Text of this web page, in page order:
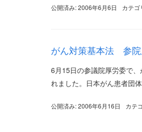
公開済み: 2006年6月6日 カテゴ
がん対策基本法 参院
6月15日の参議院厚労委で
れました。日本がん患者団
公開済み: 2006年6月16日 カテ